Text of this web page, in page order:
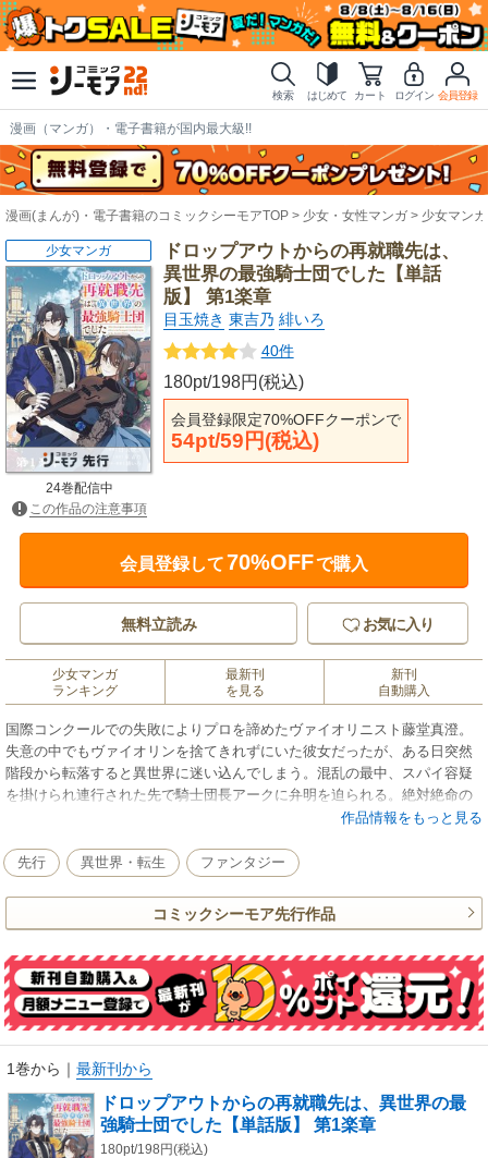
検索 はじめて カート ログイン 会員登録
漫画（マンガ）・電子書籍が国内最大級!!
漫画(まんが)・電子書籍のコミックシーモアTOP 少女・女性マンガ 少女マンガ
ドロップアウトからの再就職先は、
異世界の最強騎士団でした【単話
版】 第1楽章
目玉焼き 東吉乃 緋いろ
40件
180pt/198円(税込)
会員登録限定70%OFFクーポンで
54pt/59円(税込)
少女マンガ
24巻配信中
この作品の注意事項
会員登録して70%OFFで購入
無料立読み お気に入り
少女マンガ
ランキング
最新刊
を見る
新刊
自動購入
国際コンクールでの失敗によりプロを諦めたヴァイオリニスト藤堂真澄。
失意の中でもヴァイオリンを捨てきれずにいた彼女だったが、ある日突然
階段から転落すると異世界に迷い込んでしまう。混乱の最中、スパイ容疑
を掛けられ連行された先で騎士団長アークに弁明を迫られる。絶対絶命の
状況下で、真澄の運命に光明を授けたのは共に異世界へとやってきた“ヴァ
作品情報をもっと見る
先行 異世界・転生 ファンタジー
コミックシーモア先行作品
1巻から ｜ 最新刊から
ドロップアウトからの再就職先は、異世界の最
強騎士団でした【単話版】 第1楽章
180pt/198円(税込)